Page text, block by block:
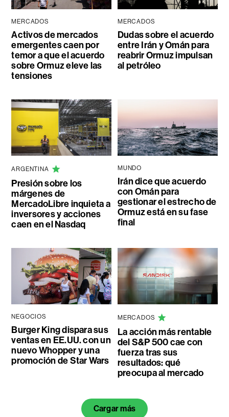
MERCADOS
Activos de mercados
emergentes caen por
temor a que el acuerdo
sobre Ormuz eleve las
tensiones
MERCADOS
Dudas sobre el acuerdo
entre Irán y Omán para
reabrir Ormuz impulsan
al petróleo
ARGENTINA
Presión sobre los
márgenes de
MercadoLibre inquieta a
inversores y acciones
caen en el Nasdaq
MUNDO
Irán dice que acuerdo
con Omán para
gestionar el estrecho de
Ormuz está en su fase
final
NEGOCIOS
Burger King dispara sus
ventas en EE.UU. con un
nuevo Whopper y una
promoción de Star Wars
MERCADOS
La acción más rentable
del S&P 500 cae con
fuerza tras sus
resultados: qué
preocupa al mercado
Cargar más